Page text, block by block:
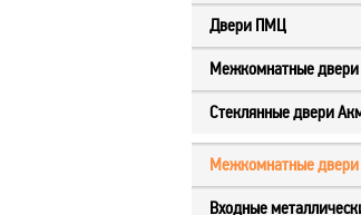
Двери ПМЦ
Межкомнатные двери
Стеклянные двери
Межкомнатные двери
Входные